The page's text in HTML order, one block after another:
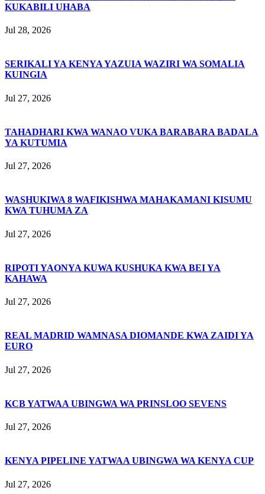
KUKABILI UHABA
Jul 28, 2026
SERIKALI YA KENYA YAZUIA WAZIRI WA SOMALIA
KUINGIA
Jul 27, 2026
TAHADHARI KWA WANAO VUKA BARABARA BADALA
YA KUTUMIA
Jul 27, 2026
WASHUKIWA 8 WAFIKISHWA MAHAKAMANI KISUMU
KWA TUHUMA ZA
Jul 27, 2026
RIPOTI YAONYA KUWA KUSHUKA KWA BEI YA
KAHAWA
Jul 27, 2026
REAL MADRID WAMNASA DIOMANDE KWA ZAIDI YA
EURO
Jul 27, 2026
KCB YATWAA UBINGWA WA PRINSLOO SEVENS
Jul 27, 2026
KENYA PIPELINE YATWAA UBINGWA WA KENYA CUP
Jul 27, 2026